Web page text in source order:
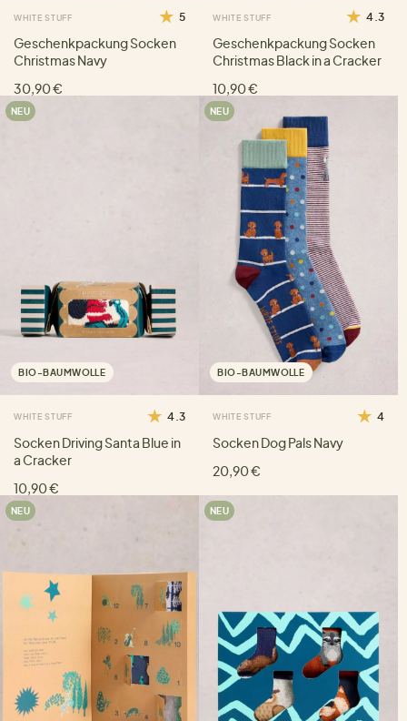
WHITE STUFF 5
Geschenkpackung Socken
Christmas Navy
30,90 €
WHITE STUFF 4.3
Geschenkpackung Socken
Christmas Black in a Cracker
10,90 €
NEU
BIO-BAUMWOLLE
WHITE STUFF 4.3
Socken Driving Santa Blue in
a Cracker
10,90 €
NEU
BIO-BAUMWOLLE
WHITE STUFF 4
Socken Dog Pals Navy
20,90 €
NEU NEU